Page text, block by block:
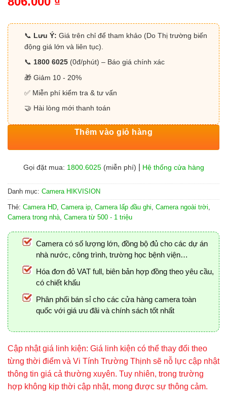
📞 Lưu Ý: Giá trên chỉ để tham khảo (Do Thị trường biến
động giá lớn và liên tục).
📞 1800 6025 (0đ/phút) – Báo giá chính xác
🎁 Giảm 10 - 20%
✅ Miễn phí kiểm tra & tư vấn
🤝 Hài lòng mới thanh toán
Thêm vào giỏ hàng
Gọi đặt mua: 1800.6025(miễn phí) Hệ thống cửa hàng
Danh mục: Camera HIKVISION
Thẻ: Camera HD, Camera ip, Camera lấp đầu ghi, Camera ngoài trời,
Camera trong nhà, Camera từ 500 - 1 triệu
Camera có số lượng lớn, đồng bộ đủ cho các dự án
nhà nước, công trình, trường học bệnh viện…
Hóa đơn đỏ VAT full, biên bản hợp đồng theo yêu cầu,
có chiết khấu
Phân phối bán sỉ cho các cửa hàng camera toàn
quốc với giá ưu đãi và chính sách tốt nhất
Cập nhật giá linh kiện: Giá linh kiện có thể thay đổi theo
từng thời điểm và Vi Tính Trường Thịnh sẽ nỗ lực cập nhật
thông tin giá cả thường xuyên. Tuy nhiên, trong trường
hợp không kịp thời cập nhật, mong được sự thông cảm.